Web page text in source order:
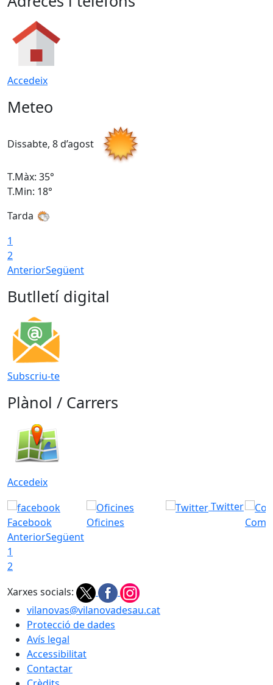
Accedeix
Meteo
Dissabte, 8 d’agost
T.Màx: 35°
T.Min: 18°
Tarda
1
2
AnteriorSegüent
Butlletí digital
Subscriu-te
Plànol / Carrers
Accedeix
Facebook Oficines
Twitter
Com
AnteriorSegüent
1
2
Xarxes socials:
vilanovas@vilanovadesau.cat
Protecció de dades
Avís legal
Accessibilitat
Contactar